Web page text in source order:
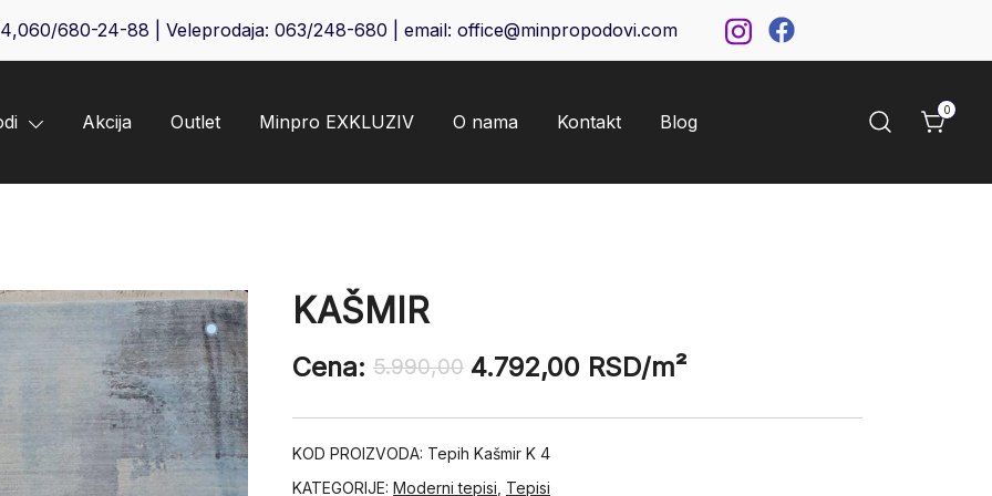
,060/680-24-88 | Veleprodaja: 063/248-680 | email: office@minpropodovi.com
Akcija Outlet Minpro EXKLUZIV O nama Kontakt Blog
0
KAŠMIR
Cena: 5.990,00 4.792,00 RSD/m²
KOD PROIZVODA: Tepih Kašmir K 4
KATEGORIJE: Moderni tepisi Tepisi